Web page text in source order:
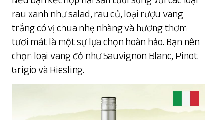
rau xanh như salad, rau củ, loại rượu vang
trắng có vị chua nhẹ nhàng và hương thơm
tươi mát là một sự lựa chọn hoàn hảo. Bạn nên
chọn loại vang đỏ như Sauvignon Blanc, Pinot
Grigio và Riesling.